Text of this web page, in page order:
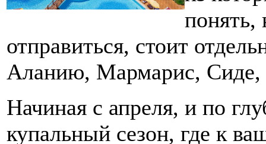
понять,
отправиться, стоит
Аланию, Мармарис, Сиде,
Начиная с апреля, и по
купальный сезон, где к